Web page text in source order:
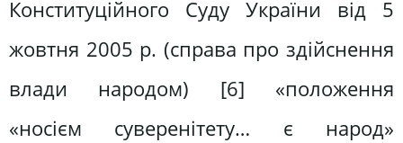
Конституційного Суду України від 5
жовтня 2005 р. (справа про здійснення
влади народом) [6] «положення
«носієм суверенітету… є народ»